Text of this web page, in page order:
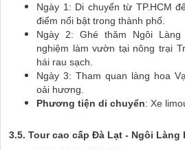
Ngày 1: Di chuyển từ TP.HCM
điểm nổi bật trong thành phố.
Ngày 2: Ghé thăm Ngôi
nghiệm làm vườn tại nông trại
hái rau sạch.
Ngày 3: Tham quan làng hoa
oải hương.
Phương tiện di chuyển: Xe
3.5. Tour cao cấp Đà Lạt - Ngôi Làng